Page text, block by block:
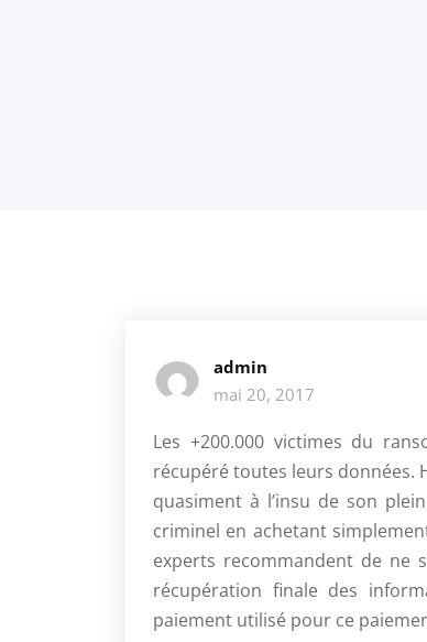
admin
mai 20, 2017
Les +200.000 victimes du
récupéré toutes leurs données.
quasiment à l’insu de son
criminel en achetant
experts recommandent de ne
récupération finale des
paiement utilisé pour ce